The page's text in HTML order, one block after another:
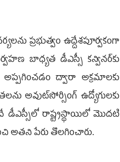
ప్రభుత్వం ఉద్దేశపూర్వకంగా
బాధ్యత డీఎస్సీ కన్వినర్‌కు
ద్వారా అక్రమాలకు
అవుట్‌సోర్సింగ్‌ ఉద్యోగులకు
డీఎస్సీలో రాష్ట్రస్థాయిలో మొదటి
అతని పేరు తొలగించారు.